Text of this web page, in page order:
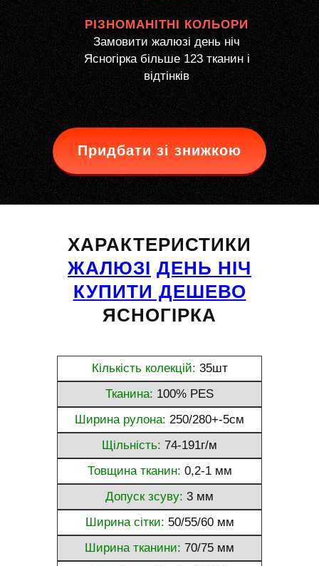
РІЗНОМАНІТНІ КОЛЬОРИ
Замовити жалюзі день ніч
Ясногірка більше 123 тканин і
відтінків
Придбати зі знижкою
ХАРАКТЕРИСТИКИ
ЖАЛЮЗІ ДЕНЬ НІЧ
КУПИТИ ДЕШЕВО
ЯСНОГІРКА
Кількість колекцій: 35шт
Тканина: 100% PES
Ширина рулона: 250/280+-5см
Щільність: 74-191г/м
Товщина тканин: 0,2-1 мм
Допуск зсуву: 3 мм
Ширина сітки: 50/55/60 мм
Ширина тканини: 70/75 мм